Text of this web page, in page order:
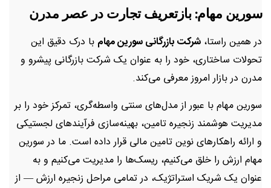
سورین مهام: بازتعریف تجارت در عصر مدرن
در همین راستا، شرکت بازرگانی سورین مهام با درک دقیق این
تحولات ساختاری، خود را به عنوان یک شرکت بازرگانی پیشرو و
مدرن در بازار امروز معرفی می‌کند.
سورین مهام با عبور از مدل‌های سنتی واسطه‌گری، تمرکز خود را بر
مدیریت هوشمند زنجیره تامین، بهینه‌سازی فرآیندهای لجستیکی
و ارائه راهکارهای نوین تامین مالی قرار داده است. ما در سورین
مهام ارزش را خلق می‌کنیم، ریسک‌ها را مدیریت می‌کنیم و به
عنوان یک شریک استراتژیک، در تمامی مراحل زنجیره ارزش — از